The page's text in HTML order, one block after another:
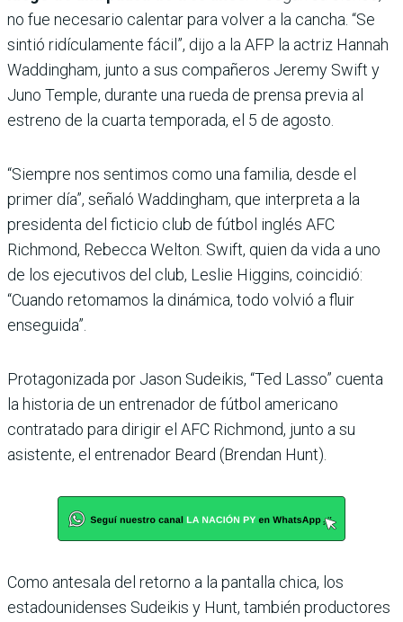
no fue necesario calentar para volver a la cancha. “Se
sintió ridículamente fácil”, dijo a la AFP la actriz Hannah
Waddingham, junto a sus compañeros Jeremy Swift y
Juno Temple, durante una rueda de prensa previa al
estreno de la cuarta temporada, el 5 de agosto.
“Siempre nos sentimos como una familia, desde el
primer día”, señaló Waddingham, que interpreta a la
presidenta del ficticio club de fútbol inglés AFC
Richmond, Rebecca Welton. Swift, quien da vida a uno
de los ejecutivos del club, Leslie Higgins, coincidió:
“Cuando retomamos la dinámica, todo volvió a fluir
enseguida”.
Protagonizada por Jason Sudeikis, “Ted Lasso” cuenta
la historia de un entrenador de fútbol americano
contratado para dirigir el AFC Richmond, junto a su
asistente, el entrenador Beard (Brendan Hunt).
Como antesala del retorno a la pantalla chica, los
estadounidenses Sudeikis y Hunt, también productores